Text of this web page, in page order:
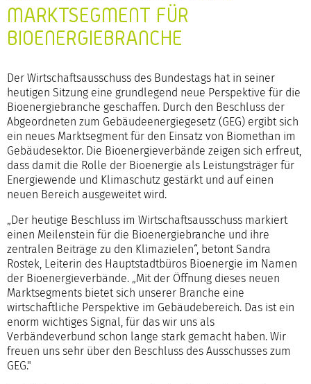
MARKTSEGMENT FÜR
BIOENERGIEBRANCHE
Der Wirtschaftsausschuss des Bundestags hat in seiner
heutigen Sitzung eine grundlegend neue Perspektive für die
Bioenergiebranche geschaffen. Durch den Beschluss der
Abgeordneten zum Gebäudeenergiegesetz (GEG) ergibt sich
ein neues Marktsegment für den Einsatz von Biomethan im
Gebäudesektor. Die Bioenergieverbände zeigen sich erfreut,
dass damit die Rolle der Bioenergie als Leistungsträger für
Energiewende und Klimaschutz gestärkt und auf einen
neuen Bereich ausgeweitet wird.
„Der heutige Beschluss im Wirtschaftsausschuss markiert
einen Meilenstein für die Bioenergiebranche und ihre
zentralen Beiträge zu den Klimazielen“, betont Sandra
Rostek, Leiterin des Hauptstadtbüros Bioenergie im Namen
der Bioenergieverbände. „Mit der Öffnung dieses neuen
Marktsegments bietet sich unserer Branche eine
wirtschaftliche Perspektive im Gebäudebereich. Das ist ein
enorm wichtiges Signal, für das wir uns als
Verbändeverbund schon lange stark gemacht haben. Wir
freuen uns sehr über den Beschluss des Ausschusses zum
GEG."